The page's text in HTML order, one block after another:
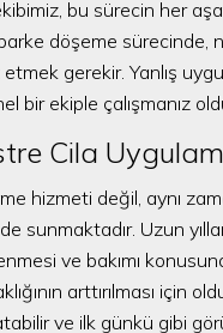
bu sürecin her
döşeme sürecinde,
gerekir. Yanlış
bir ekiple çalışmanız
Cila
hizmeti değil, aynı
sunmaktadır. Uzun
ve bakımı
arttırılması için
ve ilk günkü gibi